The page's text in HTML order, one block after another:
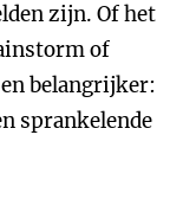
zijn. Of het
of
belangrijker:
sprankelende